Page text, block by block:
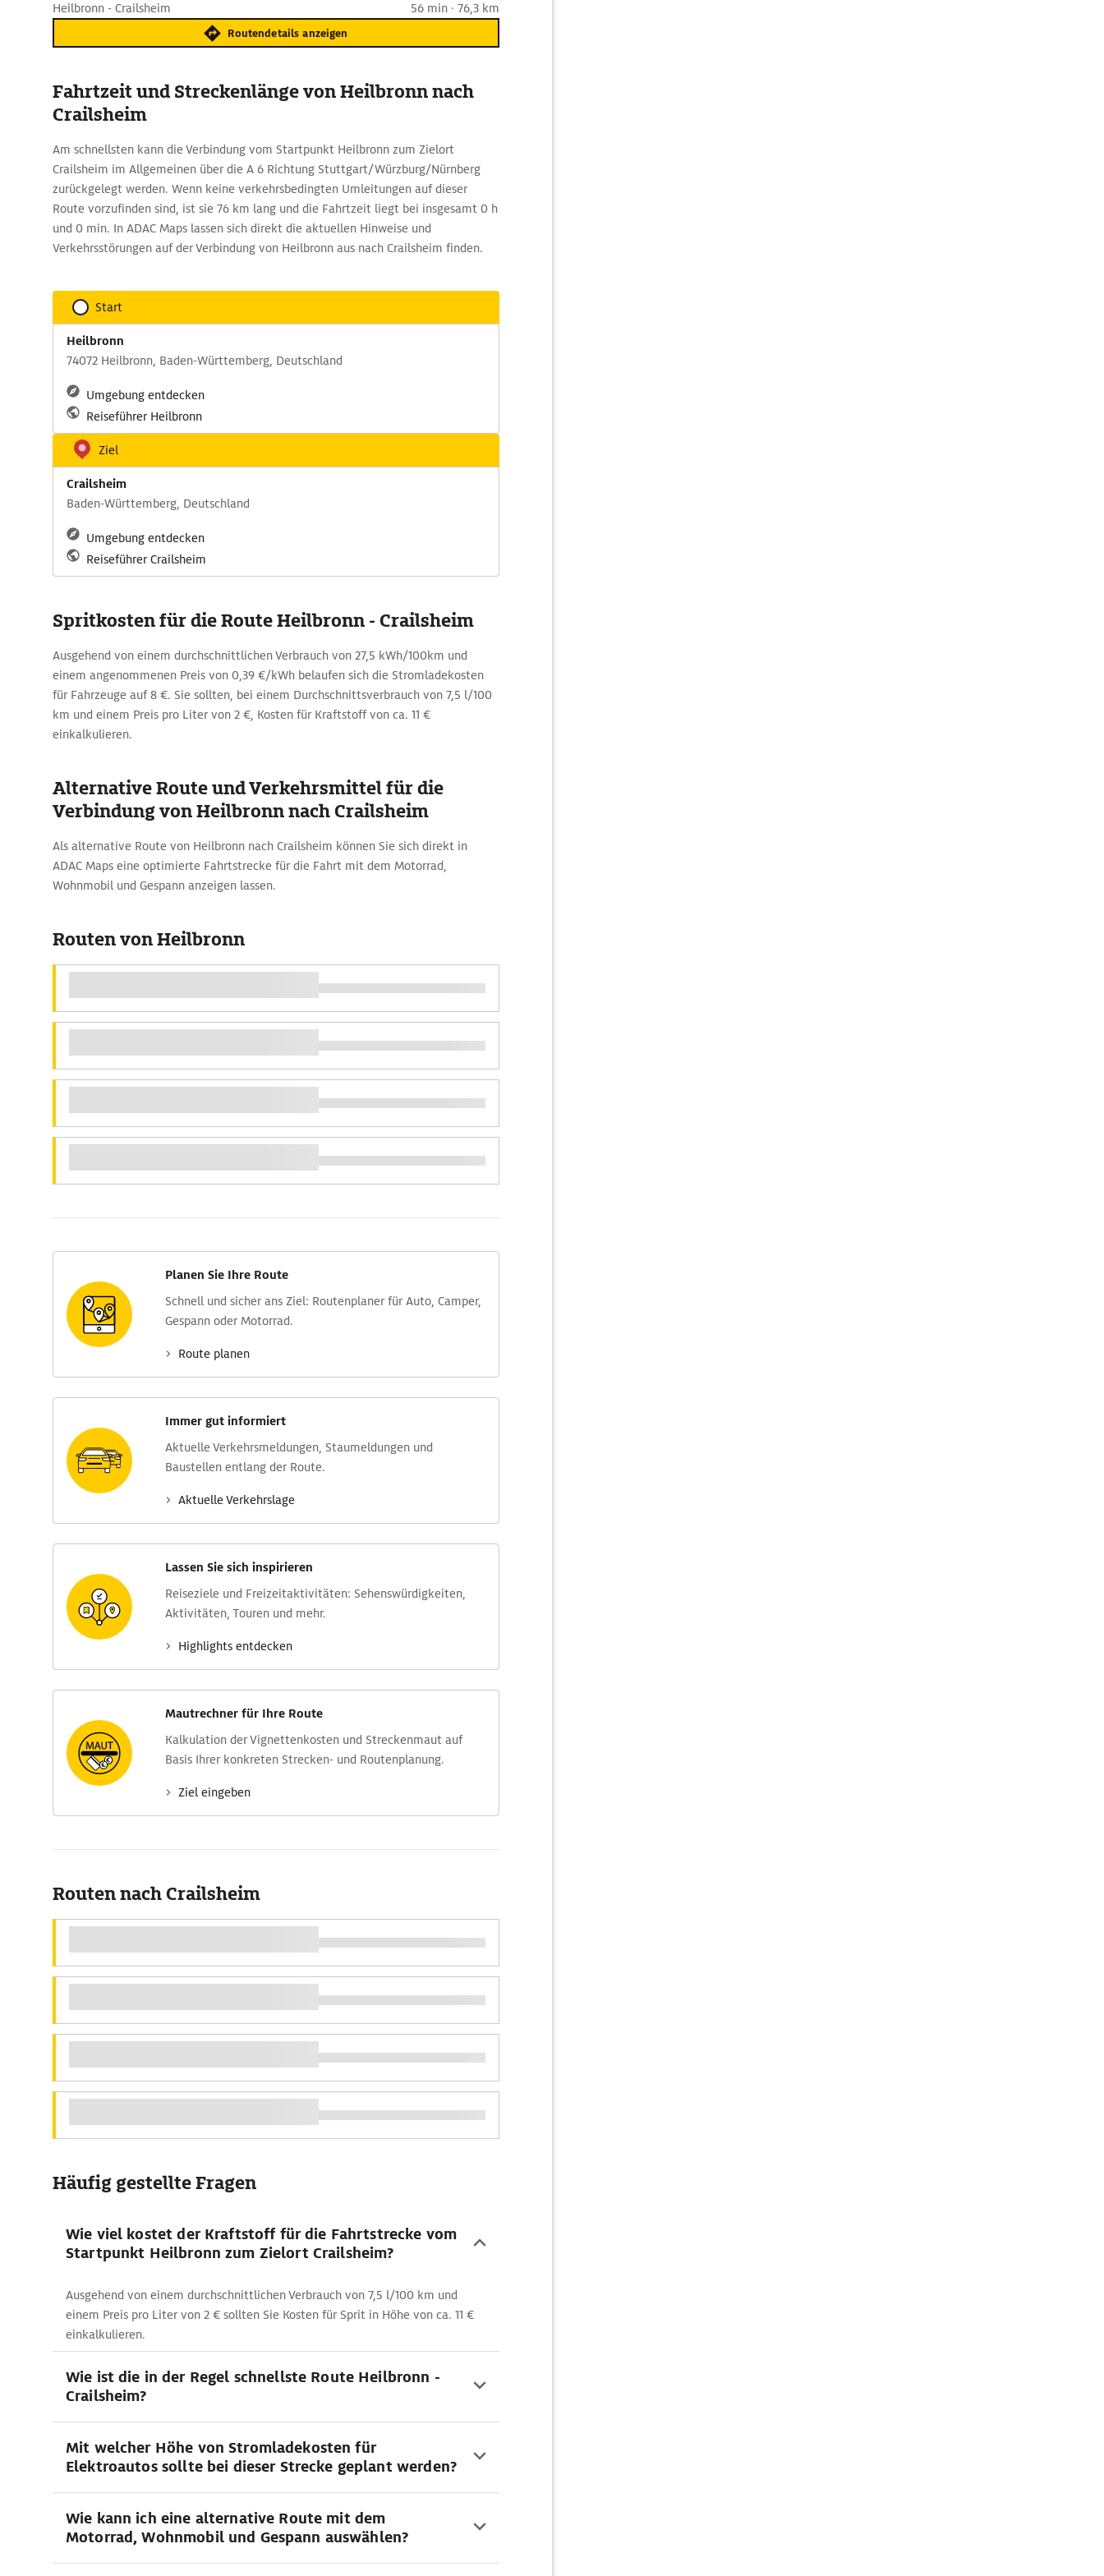
Heilbronn - Crailsheim 56 min · 76,3 km
Routendetails anzeigen
Fahrtzeit und Streckenlänge von Heilbronn nach
Crailsheim
Am schnellsten kann die Verbindung vom Startpunkt Heilbronn zum Zielort
Crailsheim im Allgemeinen über die A 6 Richtung Stuttgart/Würzburg/Nürnberg
zurückgelegt werden. Wenn keine verkehrsbedingten Umleitungen auf dieser
Route vorzufinden sind, ist sie 76 km lang und die Fahrtzeit liegt bei insgesamt 0 h
und 0 min. In ADAC Maps lassen sich direkt die aktuellen Hinweise und
Verkehrsstörungen auf der Verbindung von Heilbronn aus nach Crailsheim finden.
Start
Heilbronn
74072 Heilbronn, Baden-Württemberg, Deutschland
Umgebung entdecken
Reiseführer Heilbronn
Ziel
Crailsheim
Baden-Württemberg, Deutschland
Umgebung entdecken
Reiseführer Crailsheim
Spritkosten für die Route Heilbronn - Crailsheim
Ausgehend von einem durchschnittlichen Verbrauch von 27,5 kWh/100km und
einem angenommenen Preis von 0,39 €/kWh belaufen sich die Stromladekosten
für Fahrzeuge auf 8 €. Sie sollten, bei einem Durchschnittsverbrauch von 7,5 l/100
km und einem Preis pro Liter von 2 €, Kosten für Kraftstoff von ca. 11 €
einkalkulieren.
Alternative Route und Verkehrsmittel für die
Verbindung von Heilbronn nach Crailsheim
Als alternative Route von Heilbronn nach Crailsheim können Sie sich direkt in
ADAC Maps eine optimierte Fahrtstrecke für die Fahrt mit dem Motorrad,
Wohnmobil und Gespann anzeigen lassen.
Routen von Heilbronn
Planen Sie Ihre Route
Schnell und sicher ans Ziel: Routen­planer für Auto, Camper,
Gespann oder Motorrad.
Route planen
Immer gut informiert
Aktuelle Verkehrs­meldungen, Stau­meldungen und
Baustellen entlang der Route.
Aktuelle Verkehrs­lage
Lassen Sie sich inspirieren
Reise­ziele und Freizeit­aktivitäten: Sehens­würdig­keiten,
Aktivitäten, Touren und mehr.
Highlights entdecken
Mautrechner für Ihre Route
Kalkulation der Vignettenkosten und Streckenmaut auf
Basis Ihrer konkreten Strecken- und Routenplanung.
Ziel eingeben
Routen nach Crailsheim
Häufig gestellte Fragen
Wie viel kostet der Kraftstoff für die Fahrtstrecke vom
Startpunkt Heilbronn zum Zielort Crailsheim?
Ausgehend von einem durchschnittlichen Verbrauch von 7,5 l/100 km und
einem Preis pro Liter von 2 € sollten Sie Kosten für Sprit in Höhe von ca. 11 €
einkalkulieren.
Wie ist die in der Regel schnellste Route Heilbronn -
Crailsheim?
Mit welcher Höhe von Stromladekosten für
Elektroautos sollte bei dieser Strecke geplant werden?
Wie kann ich eine alternative Route mit dem
Motorrad, Wohnmobil und Gespann auswählen?